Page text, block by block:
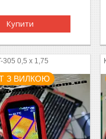
Купити
305 0,5 x 1,75
З ВИЛКОЮ